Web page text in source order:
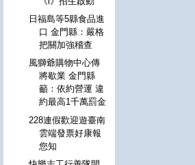
日福島等5縣食品進
口 金門縣：嚴格
把關加強稽查
風獅爺購物中心傳
將歇業 金門縣
籲：依約營運 違
約最高1千萬罰金
228連假歡迎遊臺南
雲端發票好康報
您知